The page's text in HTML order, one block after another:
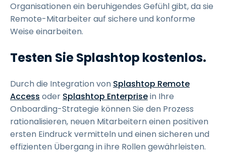
Organisationen ein beruhigendes Gefühl gibt, da sie
Remote-Mitarbeiter auf sichere und konforme
Weise einarbeiten.
Testen Sie Splashtop kostenlos.
Durch die Integration von Splashtop Remote
Access oder Splashtop Enterprisein Ihre
Onboarding-Strategie können Sie den Prozess
rationalisieren, neuen Mitarbeitern einen positiven
ersten Eindruck vermitteln und einen sicheren und
effizienten Übergang in ihre Rollen gewährleisten.